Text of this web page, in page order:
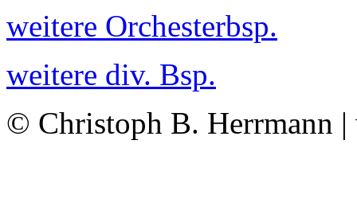
weitere Orchesterbsp.
weitere div. Bsp.
© Christoph B. Herrmann